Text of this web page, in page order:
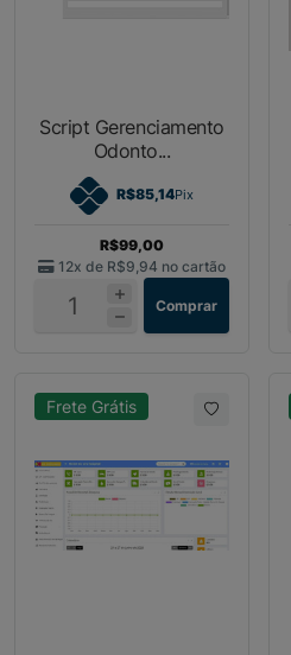
Script Gerenciamento
Odonto...
R$85,14Pix
R$99,00
12x de R$9,94 no cartão
Comprar
Frete Grátis